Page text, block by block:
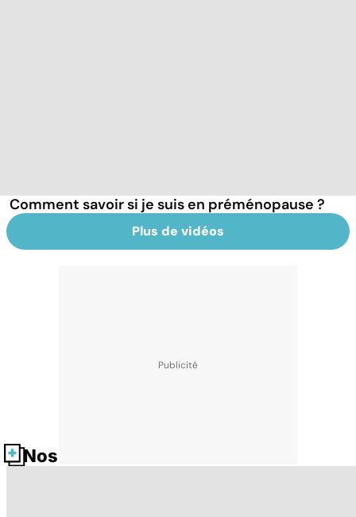
Comment savoir si je suis en préménopause ?
Plus de vidéos
Nos fiches santé